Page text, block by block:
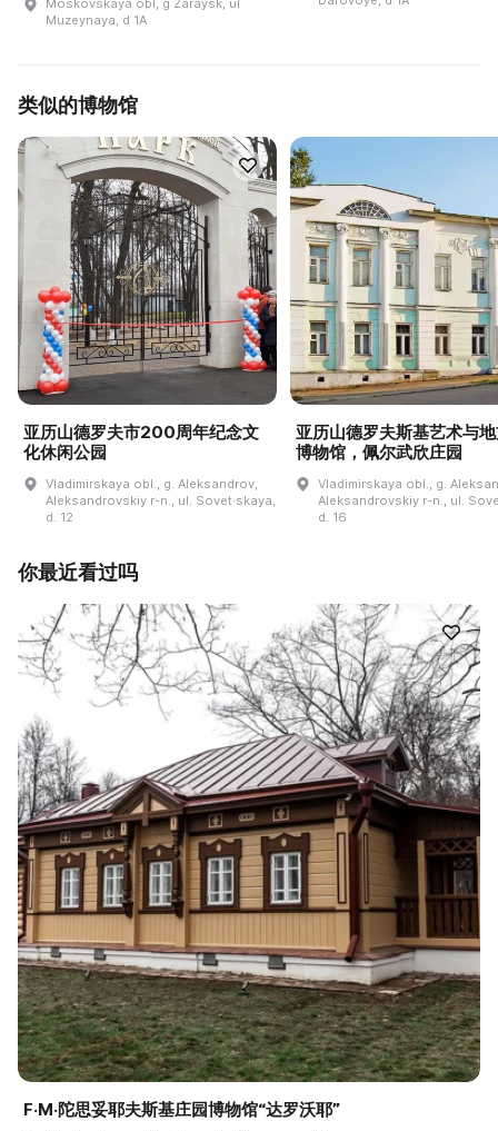
Moskovskaya obl, g Zaraysk, ul
Muzeynaya, d 1A
类似的博物馆
亚历山德罗夫市200周年纪念文
化休闲公园
Vladimirskaya obl., g. Aleksandrov,
Aleksandrovskiy r-n., ul. Sovet·skaya,
d. 12
亚历山德罗夫斯基艺术与
博物馆，佩尔武欣庄园
Vladimirskaya obl., g.
Aleksandrovskiy r-n., ul.
d. 16
你最近看过吗
F·M·陀思妥耶夫斯基庄园博物馆“达罗沃耶”